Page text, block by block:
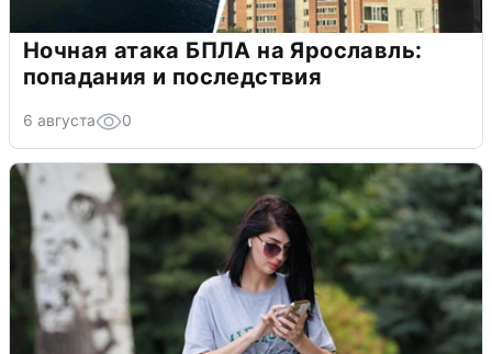
Ночная атака БПЛА на Ярославль:
попадания и последствия
6 августа 0